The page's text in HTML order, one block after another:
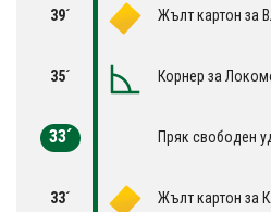
39´ Жълт картон за
35´ Корнер за
33´ Пряк свободен
33´ Жълт картон за